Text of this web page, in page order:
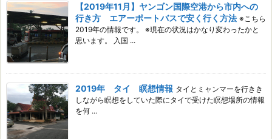
【2019年11月】ヤンゴン国際空港から市内への
行き方 エアーポートバスで安く行く方法 ※こちら
2019年の情報です。 ※現在の状況はかなり変わったかと
思います。 入国 ...
2019年 タイ 瞑想情報 タイとミャンマーを行きき
しながら瞑想をしていた際にタイで受けた瞑想場所の情報
を何 ...